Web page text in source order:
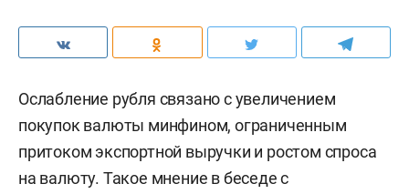
Ослабление рубля связано с увеличением
покупок валюты минфином, ограниченным
притоком экспортной выручки и ростом спроса
на валюту. Такое мнение в беседе с